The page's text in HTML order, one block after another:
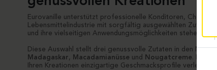
Eurovanille unterstützt professionelle Konditoren,
Lebensmittelindustrie mit sorgfältig ausgewählten
und ihre vielseitigen Anwendungsmöglichkeiten stehen.
Diese Auswahl stellt drei genussvolle Zutaten in den
Madagaskar , Macadamianüsse und Nougatcreme.
Ihren Kreationen einzigartige Geschmacksprofile verleihen.